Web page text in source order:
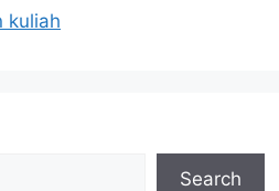
kuliah
Search